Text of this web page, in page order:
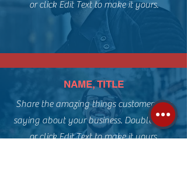
or click Edit Text to make it yours.
NAME, TITLE
Share the amazing things customers are
saying about your business. Double click,
or click Edit Text to make it yours.